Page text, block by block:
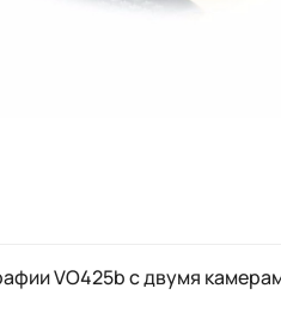
VO425b c двумя